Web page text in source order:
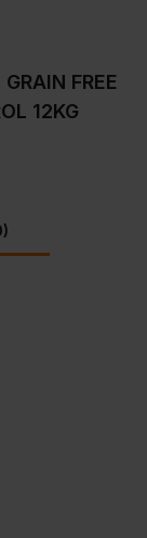
FREE
12KG